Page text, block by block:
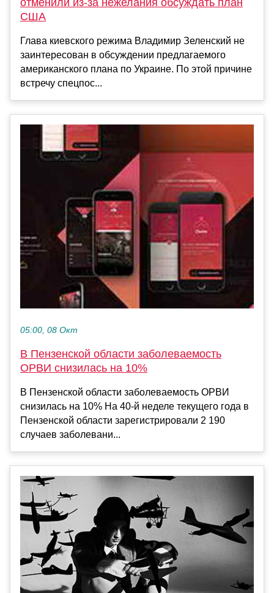
отменили из-за нежелания обсуждать план
США
Глава киевского режима Владимир Зеленский не
заинтересован в обсуждении предлагаемого
американского плана по Украине. По этой причине
встречу спецпос...
05:00, 08 Окт
В Пензенской области заболеваемость
ОРВИ снизилась на 10%
В Пензенской области заболеваемость ОРВИ
снизилась на 10% На 40-й неделе текущего года в
Пензенской области зарегистрировали 2 190
случаев заболевани...